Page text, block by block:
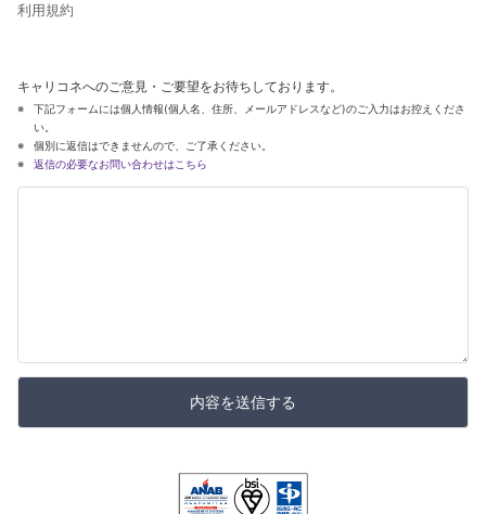
利用規約
キャリコネへのご意見・ご要望をお待ちしております。
下記フォームには個人情報(個人名、住所、メールアドレスなど)のご入力はお控えくださ
い。
個別に返信はできませんので、ご了承ください。
返信の必要なお問い合わせはこちら
内容を送信する